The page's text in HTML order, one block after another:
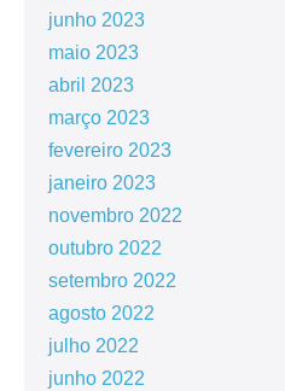
junho 2023
maio 2023
abril 2023
março 2023
fevereiro 2023
janeiro 2023
novembro 2022
outubro 2022
setembro 2022
agosto 2022
julho 2022
junho 2022